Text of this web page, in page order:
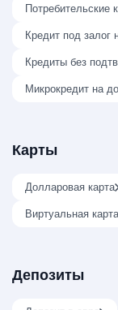
Потребительские
Кредит под залог
Кредиты без
Микрокредит на
Карты
Долларовая карта
Виртуальная карта
Депозиты